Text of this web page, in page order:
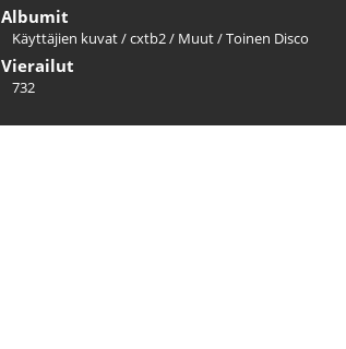
Albumit
Käyttäjien kuvat/cxtb2/ Muut/Toinen Disco
Vierailut
732